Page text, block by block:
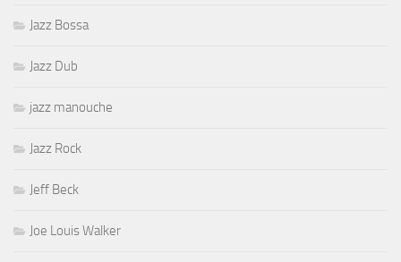
Jazz Bossa
Jazz Dub
jazz manouche
Jazz Rock
Jeff Beck
Joe Louis Walker